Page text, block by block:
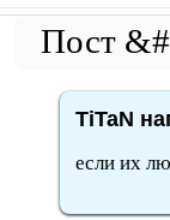
TiTaN
если их